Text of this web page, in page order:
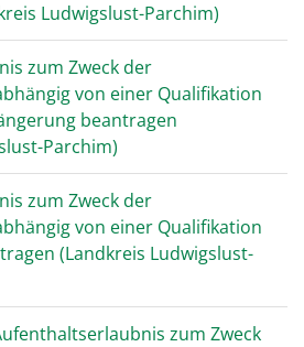
Ludwigslust-Parchim)
zum Zweck der
von einer Qualifikation
beantragen
Parchim)
zum Zweck der
von einer Qualifikation
(Landkreis Ludwigslust-
zum Zweck